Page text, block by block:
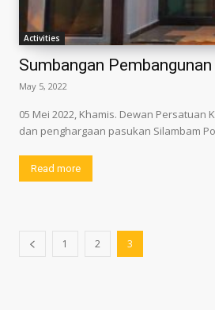
Activities
Sumbangan
May 5, 2022
05 Mei 2022, Khamis. Dewan
dan penghargaan pasukan Silambam
Read more
1 2 3